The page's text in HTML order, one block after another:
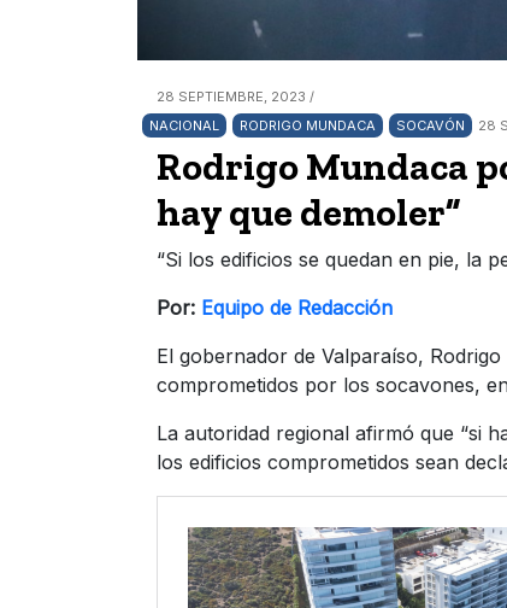
28 SEPTIEMBRE, 2023 /
NACIONAL
RODRIGO MUNDACA SOCAVÓN 28
Rodrigo Mundaca
hay que demoler”
“Si los edificios se quedan en pie, la
Por: Equipo de Redacción
El gobernador de Valparaíso,
comprometidos por los socavones,
La autoridad regional afirmó que “si
los edificios comprometidos sean